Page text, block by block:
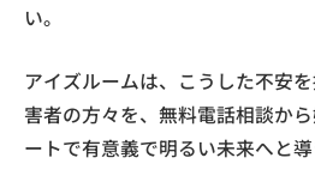
い。
アイズルームは、こうした不安
害者の方々を、無料電話相談か
ートで有意義で明るい未来へと導